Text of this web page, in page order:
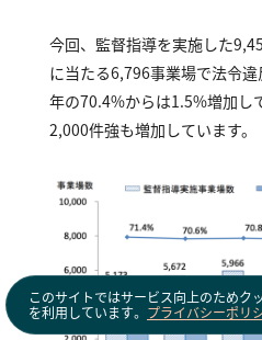
今回、監督指導を実施した
に当たる6,796事業場で法令
年の70.4%からは1.5%増加し
2,000件強も増加しています。
このサイトではサービス向上のためク
を利用しています。 プライバシーポリ